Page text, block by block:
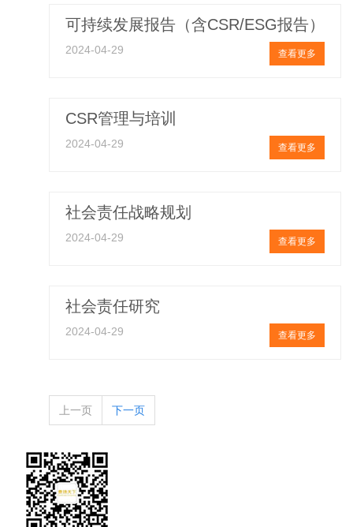
可持续发展报告（含CSR/ESG报告）
2024-04-29 查看更多
CSR管理与培训
2024-04-29 查看更多
社会责任战略规划
2024-04-29 查看更多
社会责任研究
2024-04-29 查看更多
上一页 下一页